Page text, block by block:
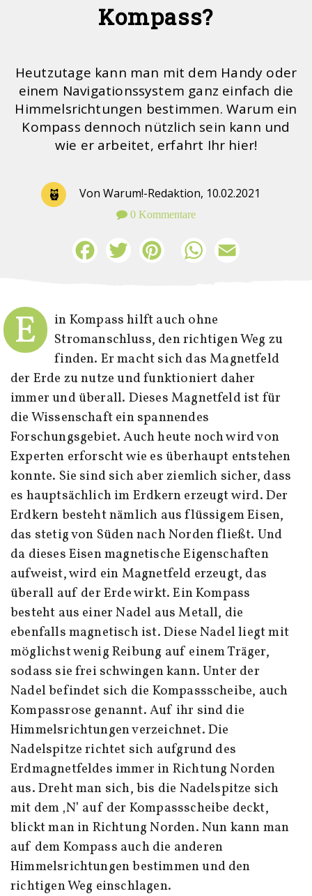
Kompass?
Heutzutage kann man mit dem Handy oder
einem Navigationssystem ganz einfach die
Himmelsrichtungen bestimmen. Warum ein
Kompass dennoch nützlich sein kann und
wie er arbeitet, erfahrt Ihr hier!
Von Warum!-Redaktion, 10.02.2021
0 Kommentare
FacebookTwitter Pinterest WhatsApp
E
in Kompass hilft auch ohne
Stromanschluss, den richtigen Weg zu
finden. Er macht sich das Magnetfeld
der Erde zu nutze und funktioniert daher
immer und überall. Dieses Magnetfeld ist für
die Wissenschaft ein spannendes
Forschungsgebiet. Auch heute noch wird von
Experten erforscht wie es überhaupt entstehen
konnte. Sie sind sich aber ziemlich sicher, dass
es hauptsächlich im Erdkern erzeugt wird. Der
Erdkern besteht nämlich aus flüssigem Eisen,
das stetig von Süden nach Norden fließt. Und
da dieses Eisen magnetische Eigenschaften
aufweist, wird ein Magnetfeld erzeugt, das
überall auf der Erde wirkt. Ein Kompass
besteht aus einer Nadel aus Metall, die
ebenfalls magnetisch ist. Diese Nadel liegt mit
möglichst wenig Reibung auf einem Träger,
sodass sie frei schwingen kann. Unter der
Nadel befindet sich die Kompassscheibe, auch
Kompassrose genannt. Auf ihr sind die
Himmelsrichtungen verzeichnet. Die
Nadelspitze richtet sich aufgrund des
Erdmagnetfeldes immer in Richtung Norden
aus. Dreht man sich, bis die Nadelspitze sich
mit dem ‚N’ auf der Kompassscheibe deckt,
blickt man in Richtung Norden. Nun kann man
auf dem Kompass auch die anderen
Himmelsrichtungen bestimmen und den
richtigen Weg einschlagen.